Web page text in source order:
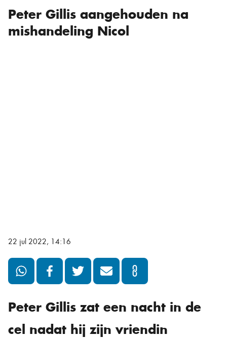
Peter Gillis aangehouden na
mishandeling Nicol
22 jul 2022, 14:16
Peter Gillis zat een nacht in de
cel nadat hij zijn vriendin